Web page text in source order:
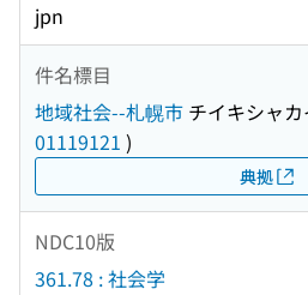
jpn
件名標目
地域社会--札幌市 チイキシャ
01119121 )
典拠
NDC10版
361.78 : 社会学